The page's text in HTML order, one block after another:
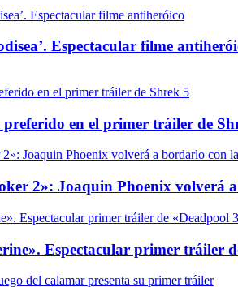
Espectacular filme
preferido en el primer tráiler de
2»: Joaquin Phoenix volverá
Espectacular primer tráiler